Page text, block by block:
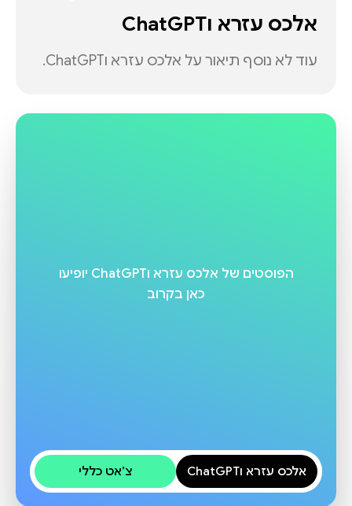
אלכס עזרא וChatGPT
עוד לא נוסף תיאור על אלכס עזרא וChatGPT .
הפוסטים של אלכס עזרא וChatGPT
יופיעו
כאן בקרוב
אלכס עזרא וChatGPT צ׳אט כללי